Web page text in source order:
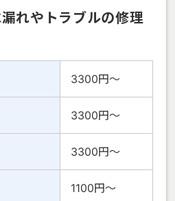
れやトラブルの修理
3300円〜
3300円〜
3300円〜
1100円〜